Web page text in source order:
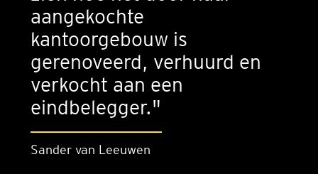
aangekochte
kantoorgebouw is
gerenoveerd, verhuurd en
verkocht aan een
eindbelegger."
Sander van Leeuwen